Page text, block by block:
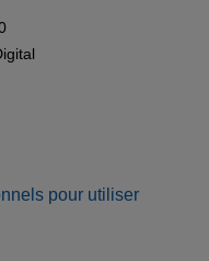
pour utiliser